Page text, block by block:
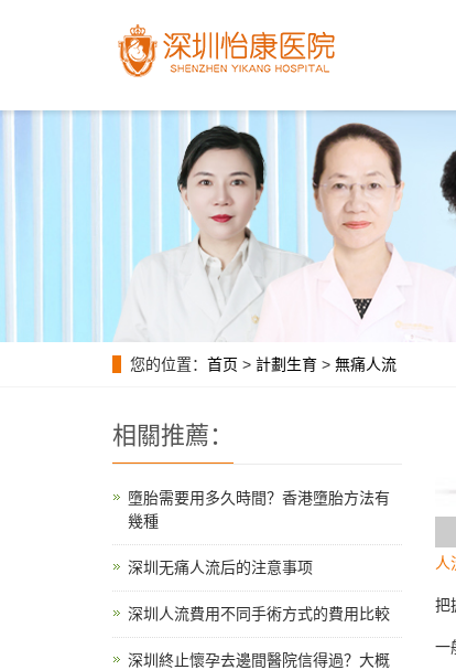
您的位置： 首页 > 計劃生育 > 無痛人流
人
把
一
相關推薦：
墮胎需要用多久時間？香港墮胎方法有
幾種
深圳无痛人流后的注意事项
深圳人流費用不同手術方式的費用比較
深圳終止懷孕去邊間醫院信得過？大概